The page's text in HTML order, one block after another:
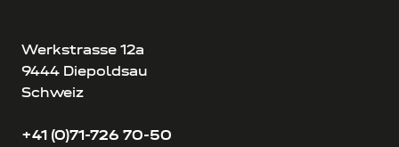
Werkstrasse 12a
9444 Diepoldsau
Schweiz
+41 (0)71-726 70-50